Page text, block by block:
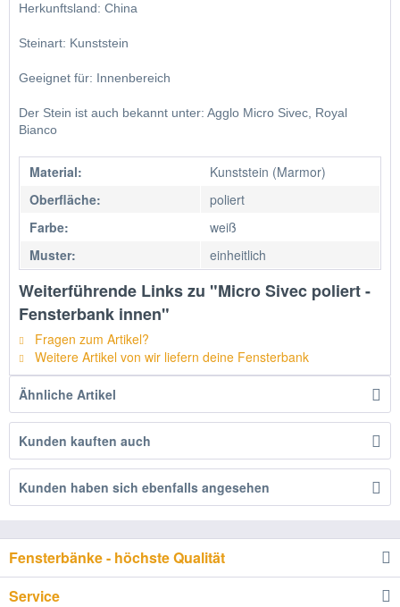
Herkunftsland: China
Steinart: Kunststein
Geeignet für: Innenbereich
Der Stein ist auch bekannt unter: Agglo Micro Sivec, Royal
Bianco
Material:
Kunststein (Marmor)
Oberfläche:
poliert
Farbe:
weiß
Muster:
einheitlich
Weiterführende Links zu "Micro Sivec poliert -
Fensterbank innen"
Fragen zum Artikel?
Weitere Artikel von wir liefern deine Fensterbank
Ähnliche Artikel
Kunden kauften auch
Kunden haben sich ebenfalls angesehen
Fensterbänke - höchste Qualität
Service